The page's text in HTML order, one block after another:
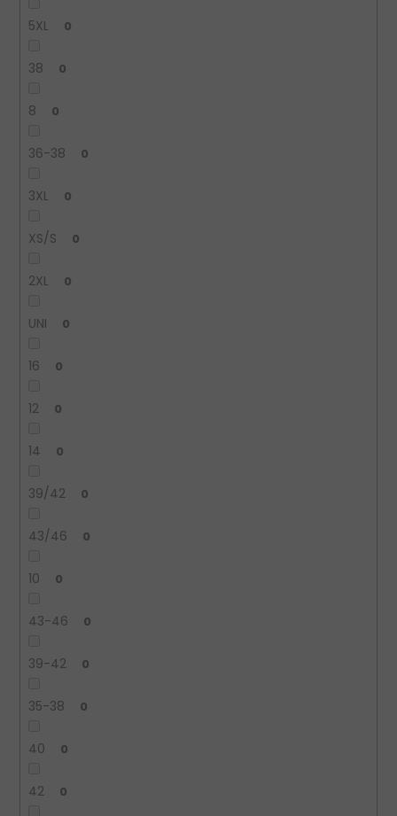
5XL 0
38 0
8 0
36-38 0
3XL 0
XS/S 0
2XL 0
UNI 0
16 0
12 0
14 0
39/42 0
43/46 0
10 0
43-46 0
39-42 0
35-38 0
40 0
42 0